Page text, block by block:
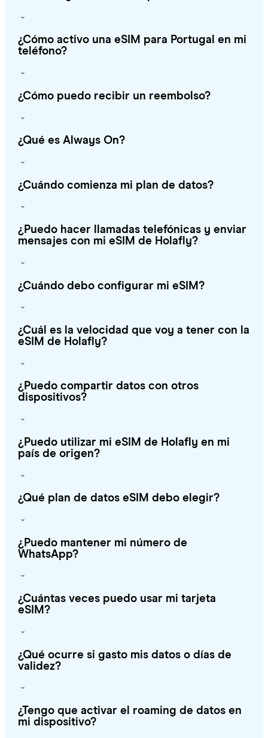
¿Cómo activo una eSIM para Portugal en mi
teléfono?
¿Cómo puedo recibir un reembolso?
¿Qué es Always On?
¿Cuándo comienza mi plan de datos?
¿Puedo hacer llamadas telefónicas y enviar
mensajes con mi eSIM de Holafly?
¿Cuándo debo configurar mi eSIM?
¿Cuál es la velocidad que voy a tener con la
eSIM de Holafly?
¿Puedo compartir datos con otros
dispositivos?
¿Puedo utilizar mi eSIM de Holafly en mi
país de origen?
¿Qué plan de datos eSIM debo elegir?
¿Puedo mantener mi número de
WhatsApp?
¿Cuántas veces puedo usar mi tarjeta
eSIM?
¿Qué ocurre si gasto mis datos o días de
validez?
¿Tengo que activar el roaming de datos en
mi dispositivo?